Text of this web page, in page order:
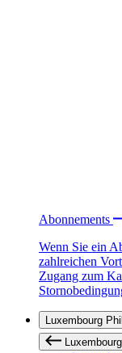
Abonnements
Wenn Sie ein
zahlreichen
Zugang zum
Luxembourg